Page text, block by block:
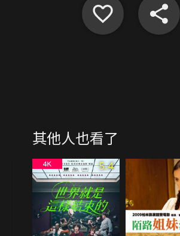
其他人也看了
5.4